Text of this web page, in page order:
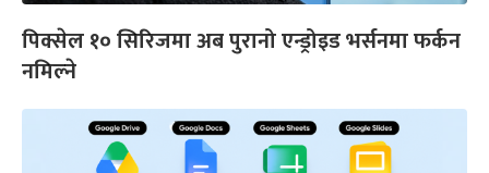
पिक्सेल १० सिरिजमा अब पुरानो एन्ड्रोइड भर्सनमा फर्कन
नमिल्ने